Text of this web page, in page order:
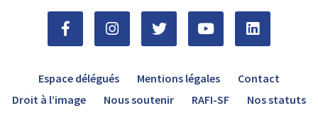
Espace délégués Mentions légales
Contact
Droit à l’image
Nous soutenir RAFI-SF Nos statuts